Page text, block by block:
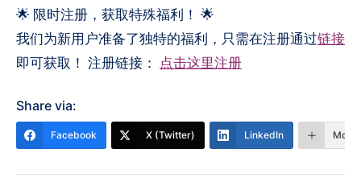
🌟 限时注册，获取特殊福利！ 🌟
我们为新用户准备了独特的福利，只需在注册通过链接
即可获取！ 注册链接： 点击这里注册
Share via:
Facebook X (Twitter) LinkedIn More